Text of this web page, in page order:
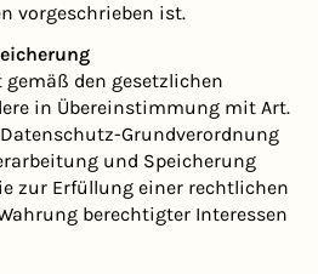
vorgeschrieben ist.
den gesetzlichen
in Übereinstimmung mit Art.
Grundverordnung
und Speicherung
zur Erfüllung einer rechtlichen
berechtigter Interessen